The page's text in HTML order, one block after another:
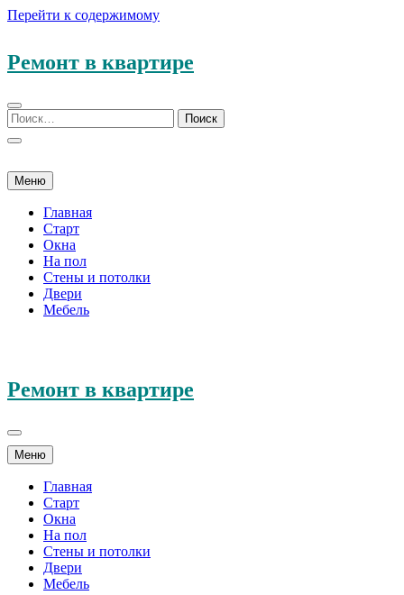
Перейти к содержимому
Ремонт в квартире
Меню
Главная
Старт
Окна
На пол
Стены и потолки
Двери
Мебель
Ремонт в квартире
Меню
Главная
Старт
Окна
На пол
Стены и потолки
Двери
Мебель